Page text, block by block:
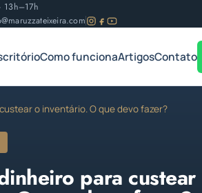
13h–17h
Como funcionaArtigosContato
o inventário. O que devo fazer?
para custear